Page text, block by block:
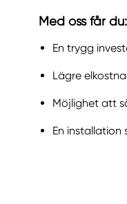
Med oss får du:
En trygg
Lägre
Möjlighet att
En installation